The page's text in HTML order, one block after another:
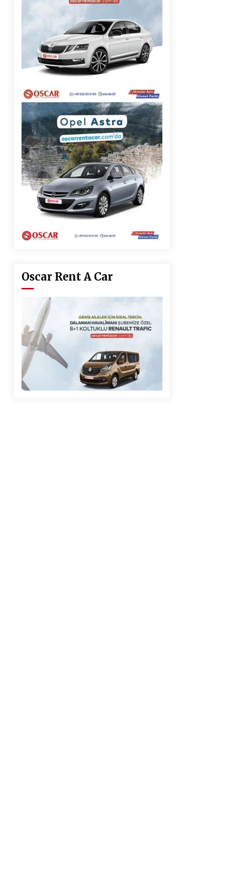
2 ay ago
Başkan Aras “Bizler Günü Kurtaran
Değil, Yarını Kuran İşler İçin
Çalışacağız”
9 ay ago
Muğla’da Çoğunluk CHP’de
Oscar Rent A Car